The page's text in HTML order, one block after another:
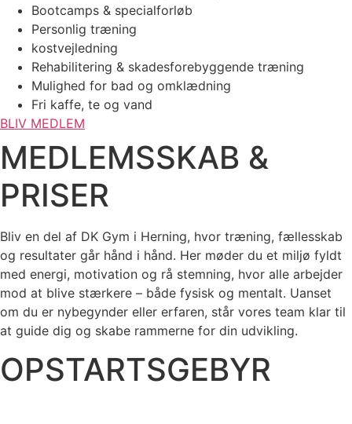
Bootcamps & specialforløb
Personlig træning
kostvejledning
Rehabilitering & skadesforebyggende træning
Mulighed for bad og omklædning
Fri kaffe, te og vand
BLIV MEDLEM
MEDLEMSSKAB &
PRISER
Bliv en del af DK Gym i Herning, hvor træning, fællesskab
og resultater går hånd i hånd. Her møder du et miljø fyldt
med energi, motivation og rå stemning, hvor alle arbejder
mod at blive stærkere – både fysisk og mentalt. Uanset
om du er nybegynder eller erfaren, står vores team klar til
at guide dig og skabe rammerne for din udvikling.
OPSTARTSGEBYR